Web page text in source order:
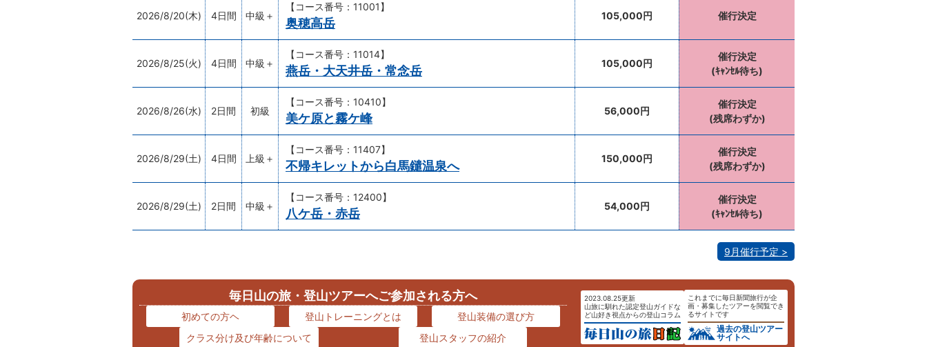
2026/8/20(木) 4日間 中級＋
【コース番号：11001】
奥穂高岳
105,000円 催行決定
2026/8/25(火) 4日間 中級＋
【コース番号：11014】
燕岳・大天井岳・常念岳
105,000円
催行決定
(ｷｬﾝｾﾙ待ち)
2026/8/26(水) 2日間 初級
【コース番号：10410】
美ケ原と霧ケ峰
56,000円
催行決定
(残席わずか)
2026/8/29(土) 4日間 上級＋
【コース番号：11407】
不帰キレットから白馬鑓温泉へ
150,000円
催行決定
(残席わずか)
2026/8/29(土) 2日間 中級＋
【コース番号：12400】
八ケ岳・赤岳
54,000円
催行決定
(ｷｬﾝｾﾙ待ち)
9月催行予定
毎日山の旅・登山ツアーへご参加される方へ
初めての方ヘ 登山トレーニングとは
登山装備の選び方
クラス分け及び年齢について
登山スタッフの紹介
2023.08.25更新
山旅に馴れた認定登山ガイドな
ど山好き視点からの登山コラム
これまでに毎日新聞旅行が企
画・募集したツアーを閲覧でき
るサイトです
過去の登山ツアー
サイトへ